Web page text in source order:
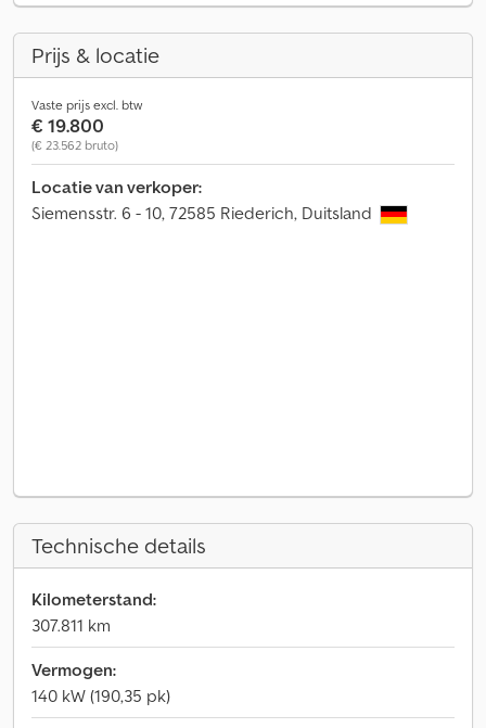
Prijs & locatie
Vaste prijs excl. btw
€ 19.800
(€ 23.562 bruto)
Locatie van verkoper:
Siemensstr. 6 - 10, 72585 Riederich, Duitsland
Technische details
Kilometerstand:
307.811 km
Vermogen:
140 kW (190,35 pk)